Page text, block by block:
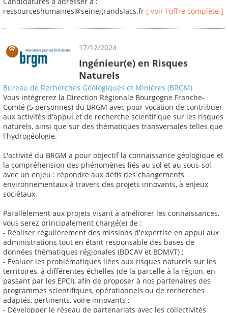
ressourceshumaines@seinegrandslacs.fr [ voir l'offre complète ]
17/12/2024
Ingénieur(e) en Risques
Naturels
Bureau de Recherches Géologiques et Minières (BRGM)
Vous intégrerez la Direction Régionale Bourgogne Franche-
Comté (5 personnes) du BRGM avec pour vocation de contribuer
aux activités d'appui et de recherche scientifique sur les risques
naturels, ainsi que sur des thématiques transversales telles que
l'hydrogéologie.
L'activité du BRGM a pour objectif la connaissance géologique et
la compréhension des phénomènes liés au sol et au sous-sol,
avec un enjeu : répondre aux défis des changements
environnementaux à travers des projets innovants, à enjeux
sociétaux.
Parallèlement aux projets visant à améliorer les connaissances,
vous serez principalement chargé(e) de :
- Réaliser régulièrement des missions d'expertise en appui aux
administrations tout en étant responsable des bases de
données thématiques régionales (BDCAV et BDMVT) ;
- Évaluer les problématiques liées aux risques naturels sur les
territoires, à différentes échelles (de la parcelle à la région, en
passant par les EPCI), afin de proposer à nos partenaires des
programmes scientifiques, opérationnels ou de recherches
adaptés, pertinents, voire innovants ;
- Développer le réseau de partenariats avec les collectivités